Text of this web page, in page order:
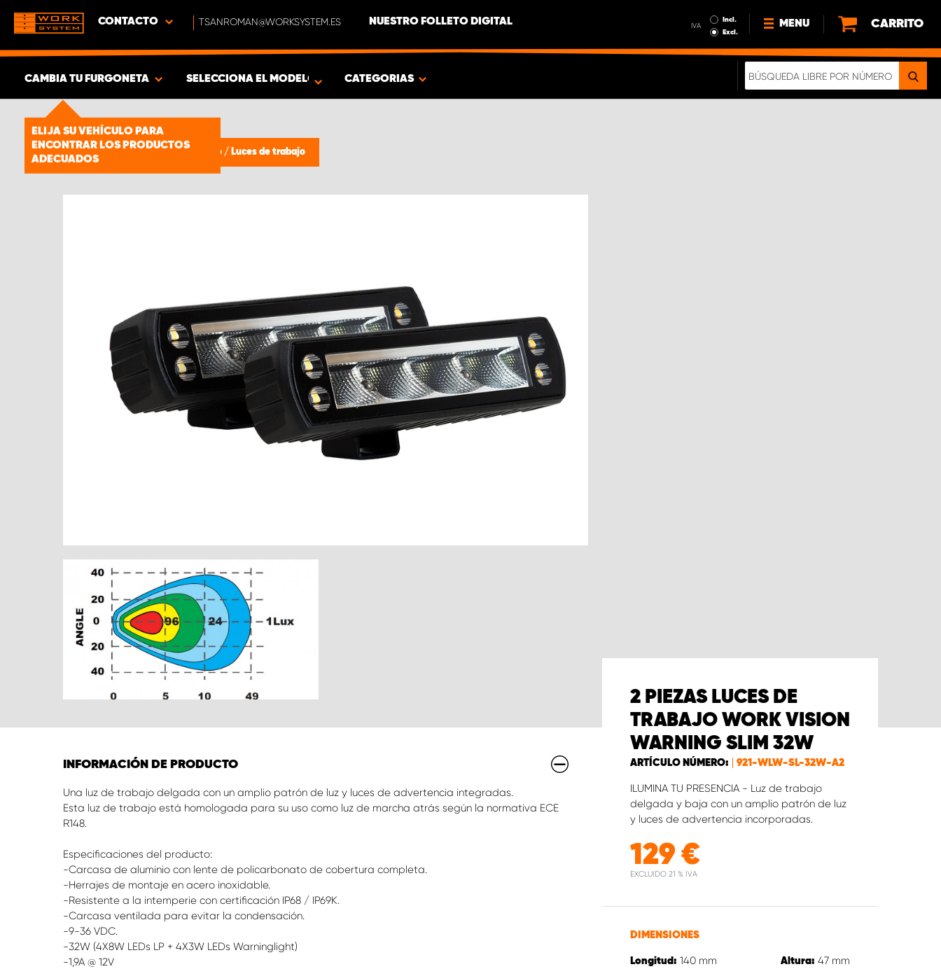
CONTACTO TSANROMAN@WORKSYSTEM.ES NUESTRO FOLLETO DIGITAL IVA
Incl.
Excl.
MENU
NOTICIAS
CARRITO
CAMBIA TU FURGONETA
ELIJA SU VEHÍCULO PARA
ENCONTRAR LOS PRODUCTOS
ADECUADOS
MOSTRAR RESULTADOS -
PRODUCTOS
SELECCIONA EL MODELO CATEGORIAS
Iluminación auxiliar y de trabajo / Luces de trabajo
2 PIEZAS LUCES DE
TRABAJO WORK VISION
WARNING SLIM 32W
ARTÍCULO NÚMERO: 921-WLW-SL-32W-A2
ILUMINA TU PRESENCIA - Luz de trabajo
delgada y baja con un amplio patrón de luz
y luces de advertencia incorporadas.
129 €
EXCLUIDO 21 % IVA
DIMENSIONES
Longitud: 140 mm Altura: 47 mm
INFORMACIÓN DE PRODUCTO
Una luz de trabajo delgada con un amplio patrón de luz y luces de advertencia integradas.
Esta luz de trabajo está homologada para su uso como luz de marcha atrás según la normativa ECE
R148.
Especificaciones del producto:
-Carcasa de aluminio con lente de policarbonato de cobertura completa.
-Herrajes de montaje en acero inoxidable.
-Resistente a la intemperie con certificación IP68 / IP69K.
-Carcasa ventilada para evitar la condensación.
-9-36 VDC.
-32W (4X8W LEDs LP + 4X3W LEDs Warninglight)
-1,9A @ 12V